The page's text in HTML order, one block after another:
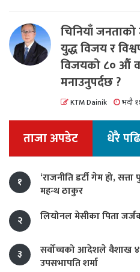
चिनियाँ
युद्ध विजय र
विजयको ८० औं
मनाउनुपर्दछ ?
KTM Dainik भदौ
ताजा अपडेट धेरै
१
‘राजनीति डर्टी गेम हो,
महन्थ ठाकुर
२
लियोनल मेसीका पिता
३
सर्वोच्चको आदेशले वैशाख
उपसभापति शर्मा